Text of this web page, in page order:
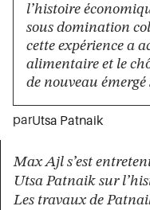
l’histoire
sous domination
cette expérience a
alimentaire et le
de nouveau
parUtsa Patnaik
Max Ajl s’est
Utsa Patnaik sur
Les travaux de